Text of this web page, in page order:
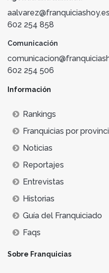
aalvarez@franquiciashoy.es
602 254 858
Comunicación
602 254 506
Información
Rankings
Franquicias por
Noticias
Reportajes
Entrevistas
Historias
Guía del Franquiciado
Faqs
Sobre Franquicias